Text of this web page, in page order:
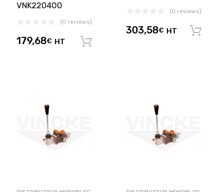
VNK220400
(0 reviews)
179,68€ HT
(0 reviews)
303,58€ HT